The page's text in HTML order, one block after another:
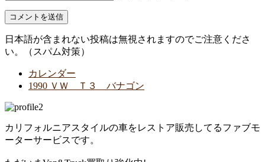
日本語が含まれない投稿は無視されますのでご注意くださ
い。（スパム対策）
カレンダー
1990 ＶＷ Ｔ３ バナゴン
カリフォルニアスタイルの車をレストア販売してるファブモ
ーターサービスです。